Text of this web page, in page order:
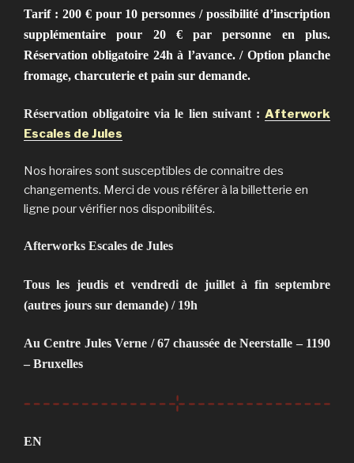
Tarif : 200 € pour 10 personnes / possibilité d’inscription
supplémentaire pour 20 € par personne en plus.
Réservation obligatoire 24h à l’avance. / Option planche
fromage, charcuterie et pain sur demande.
Réservation obligatoire via le lien suivant : Afterwork
Escales de Jules
Nos horaires sont susceptibles de connaitre des
changements. Merci de vous référer à la billetterie en
ligne pour vérifier nos disponibilités.
Afterworks Escales de Jules
Tous les jeudis et vendredi de juillet à fin septembre
(autres jours sur demande) / 19h
Au Centre Jules Verne / 67 chaussée de Neerstalle – 1190
– Bruxelles
EN